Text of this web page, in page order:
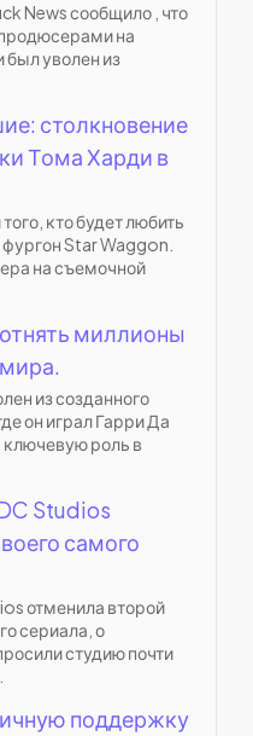
News сообщило , что
на
уволен из
столкновение
Тома Харди в
кто будет любить
фургон Star Waggon.
на съемочной
миллионы
из созданного
он играл Гарри Да
ключевую роль в
Studios
самого
отменила второй
сериала, о
студию почти
поддержку